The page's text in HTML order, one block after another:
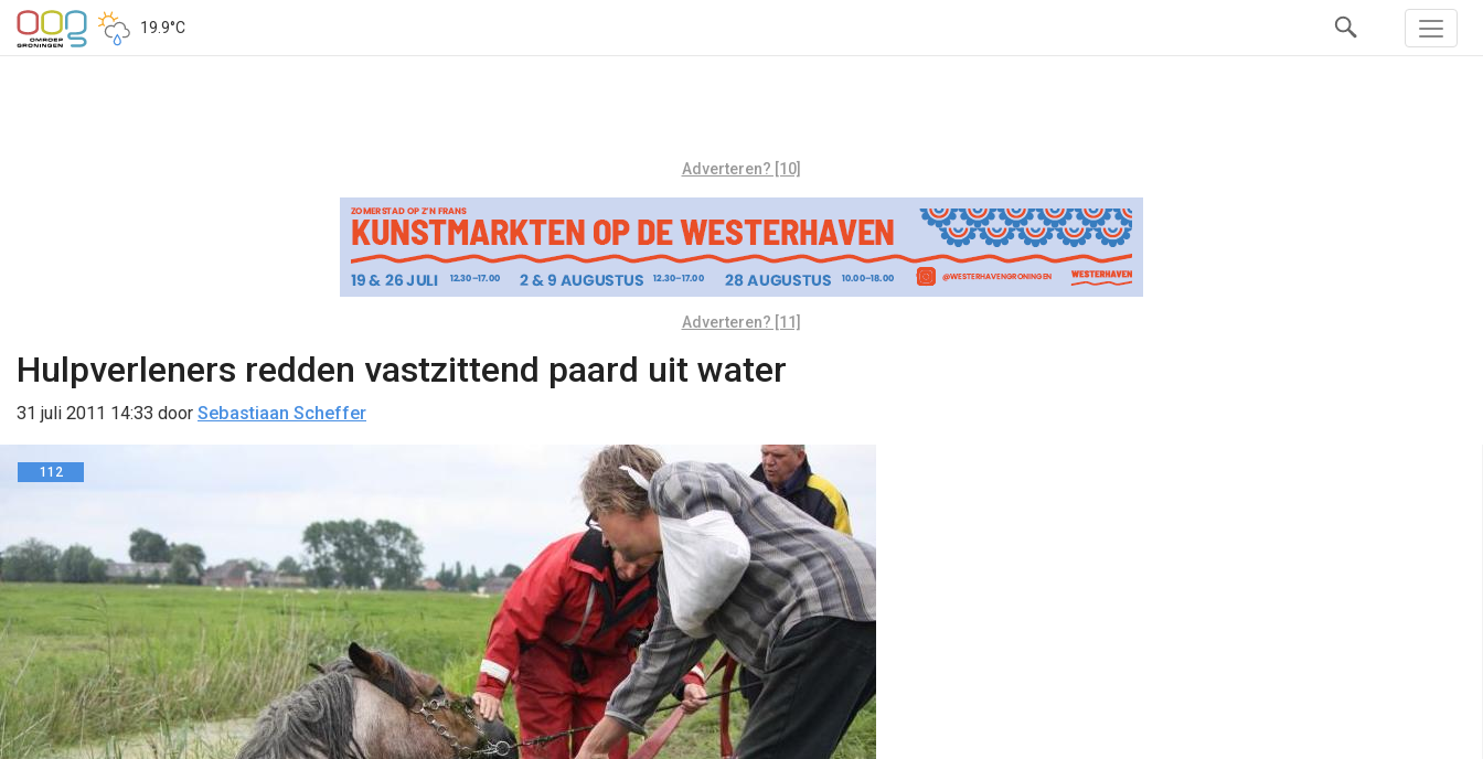
19.9°C
Adverteren? [10]
Adverteren? [11]
Hulpverleners redden vastzittend paard uit water
31 juli 2011 14:33 door Sebastiaan Scheffer
112